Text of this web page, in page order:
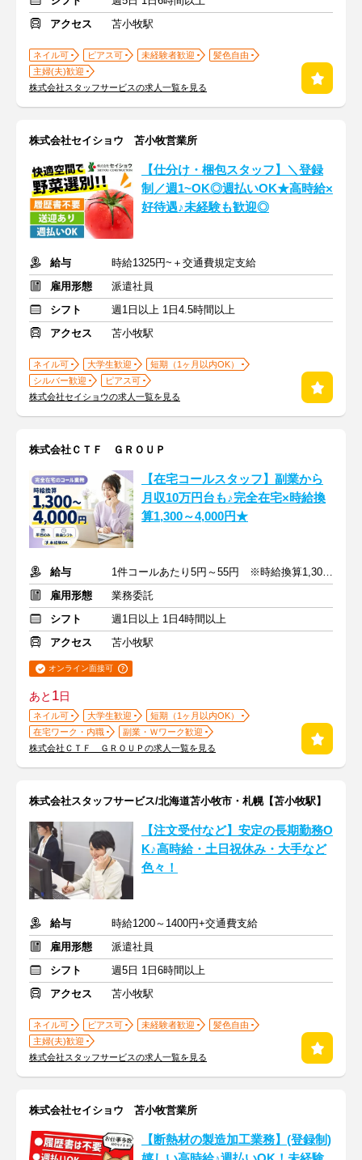
アクセス
苫小牧駅
ネイル可 ピアス可 未経験者歓迎
髪色自由
主婦(夫)歓迎
株式会社スタッフサービスの求人一覧を見る
株式会社セイショウ 苫小牧営業所
【仕分け・梱包スタッフ】＼登録
制／週1~OK◎週払いOK★高時給×
好待遇♪未経験も歓迎◎
給与
時給1325円~＋交通費規定支給
雇用形態
派遣社員
シフト
週1日以上 1日4.5時間以上
アクセス
苫小牧駅
ネイル可 大学生歓迎
短期（1ヶ月以内OK）
シルバー歓迎
ピアス可
株式会社セイショウの求人一覧を見る
株式会社ＣＴＦ ＧＲＯＵＰ
【在宅コールスタッフ】副業から
月収10万円台も♪完全在宅×時給換
算1,300～4,000円★
給与
1件コールあたり5円～55円 ※時給換算1,300円～4,000円
雇用形態
業務委託
シフト
週1日以上 1日4時間以上
アクセス
苫小牧駅
オンライン面接可
あと 1日
ネイル可 大学生歓迎
短期（1ヶ月以内OK）
在宅ワーク・内職
副業・Ｗワーク歓迎
株式会社ＣＴＦ ＧＲＯＵＰの求人一覧を見る
株式会社スタッフサービス/北海道苫小牧市・札幌【苫小牧駅】
【注文受付など】安定の長期勤務O
K♪高時給・土日祝休み・大手など
色々！
給与
時給1200～1400円+交通費支給
雇用形態
派遣社員
シフト
週5日 1日6時間以上
アクセス
苫小牧駅
ネイル可 ピアス可 未経験者歓迎
髪色自由
主婦(夫)歓迎
株式会社スタッフサービスの求人一覧を見る
株式会社セイショウ 苫小牧営業所
【断熱材の製造加工業務】(登録制)